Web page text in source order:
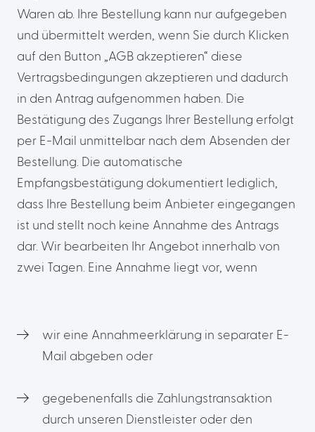
Waren ab. Ihre Bestellung kann nur aufgegeben
und übermittelt werden, wenn Sie durch Klicken
auf den Button „AGB akzeptieren“ diese
Vertragsbedingungen akzeptieren und dadurch
in den Antrag aufgenommen haben. Die
Bestätigung des Zugangs Ihrer Bestellung erfolgt
per E-Mail unmittelbar nach dem Absenden der
Bestellung. Die automatische
Empfangsbestätigung dokumentiert lediglich,
dass Ihre Bestellung beim Anbieter eingegangen
ist und stellt noch keine Annahme des Antrags
dar. Wir bearbeiten Ihr Angebot innerhalb von
zwei Tagen. Eine Annahme liegt vor, wenn
wir eine Annahmeerklärung in separater E-
Mail abgeben oder
gegebenenfalls die Zahlungstransaktion
durch unseren Dienstleister oder den